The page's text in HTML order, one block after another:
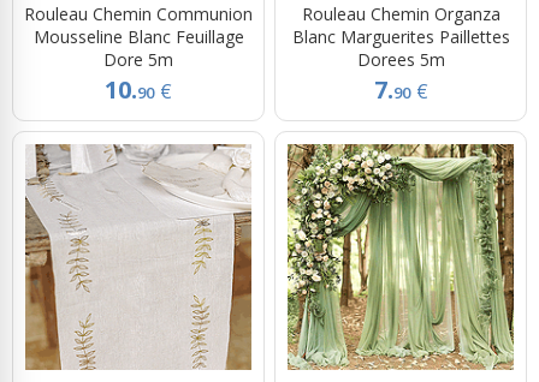
Rouleau Chemin Communion
Mousseline Blanc Feuillage
Dore 5m
10.90 €
Rouleau Chemin Organza
Blanc Marguerites Paillettes
Dorees 5m
7.90 €